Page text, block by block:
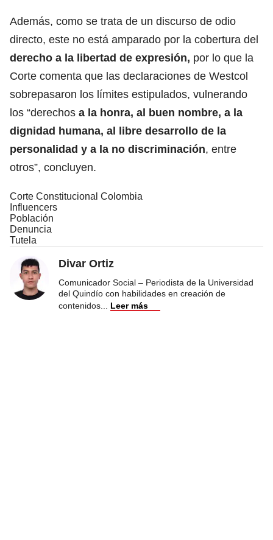
Además, como se trata de un discurso de odio
directo, este no está amparado por la cobertura del
derecho a la libertad de expresión, por lo que la
Corte comenta que las declaraciones de Westcol
sobrepasaron los límites estipulados, vulnerando
los “derechos a la honra, al buen nombre, a la
dignidad humana, al libre desarrollo de la
personalidad y a la no discriminación, entre
otros”, concluyen.
Corte Constitucional Colombia
Influencers
Población
Denuncia
Tutela
Divar Ortiz
Comunicador Social – Periodista de la Universidad
del Quindío con habilidades en creación de
contenidos
Leer más